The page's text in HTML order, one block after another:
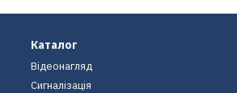
Каталог
Відеонагляд
Сигналізація